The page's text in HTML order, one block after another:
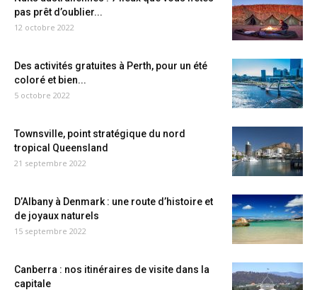
pas prêt d’oublier...
12 octobre 2022
Des activités gratuites à Perth, pour un été
coloré et bien...
5 octobre 2022
Townsville, point stratégique du nord
tropical Queensland
21 septembre 2022
D’Albany à Denmark : une route d’histoire et
de joyaux naturels
15 septembre 2022
Canberra : nos itinéraires de visite dans la
capitale